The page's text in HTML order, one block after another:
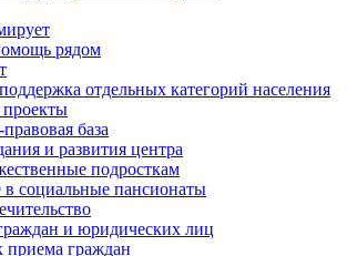
рядом
отдельных категорий населения
база
и развития центра
подросткам
социальные пансионаты
и юридических лиц
приема граждан